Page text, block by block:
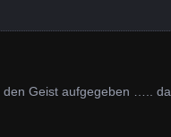
den Geist aufgegeben ….. da